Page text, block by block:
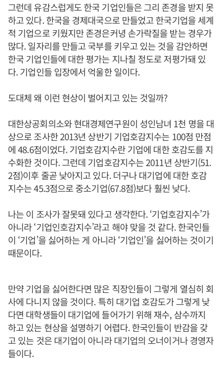
그런데 유감스럽게도 한국 기업인들은 그리 존경을 받지 못
하고 있다. 한국을 경제대국으로 만들었고 한국기업을 세계
적 기업으로 키웠지만 존경은커녕 손가락질을 받는 경우가
많다. 일자리를 만들고 국부를 키우고 있는 것을 감안하면
한국 기업인들에 대한 평가는 지나칠 정도로 저평가돼 있
다. 기업인들 입장에서 억울한 일이다.
도대체 왜 이런 현상이 벌어지고 있는 것일까?
대한상공회의소와 현대경제연구원이 성인남녀 1천 명을 대
상으로 조사한 2013년 상반기 기업호감지수는 100점 만점
에 48.6점이었다. 기업호감지수란 기업에 대한 호감도를 지
수화한 것이다. 그런데 기업호감지수는 2011년 상반기(51.
2점)이후 줄곧 낮아지고 있다. 더구나 대기업에 대한 호감
지수는 45.3점으로 중소기업(67.8점)보다 훨씬 낮다.
나는 이 조사가 잘못돼 있다고 생각한다. ‘기업호감지수’가
아니라 ‘기업인호감지수’라고 해야 맞을 것 같다. 한국인들
이 ‘기업’을 싫어하는 게 아니라 ‘기업인’을 싫어하는 것이기
때문이다.
만약 기업을 싫어한다면 많은 직장인들이 그렇게 열심히 회
사에 다니지 않을 것이다. 특히 대기업 호감도가 그렇게 낮
다면 대학생들이 대기업에 들어가기 위해 재수, 삼수까지
하고 있는 현상을 설명하기 어렵다. 한국인들이 반감을 갖
고 있는 것은 대기업이 아니라 대기업의 오너이거나 경영자
들이다.